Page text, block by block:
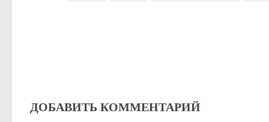
ДОБАВИТЬ КОММЕНТАРИЙ